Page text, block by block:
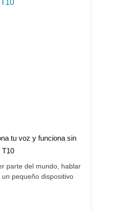
tu voz y funciona sin
T10
parte del mundo, hablar
pequeño dispositivo